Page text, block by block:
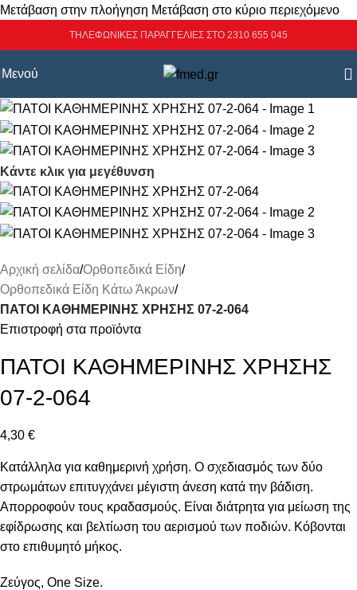
Μετάβαση στην πλοήγηση Μετάβαση στο κύριο περιεχόμενο
ΤΗΛΕΦΩΝΙΚΕΣ ΠΑΡΑΓΓΕΛΙΕΣ ΣΤΟ 2310 655 045
Μενού
Κάντε κλικ για μεγέθυνση
Αρχική σελίδα/Ορθοπεδικά Είδη/
Ορθοπεδικά Είδη Κάτω Άκρων/
ΠΑΤΟΙ ΚΑΘΗΜΕΡΙΝΗΣ ΧΡΗΣΗΣ 07-2-064
Επιστροφή στα προϊόντα
ΠΑΤΟΙ ΚΑΘΗΜΕΡΙΝΗΣ ΧΡΗΣΗΣ
07-2-064
4,30 €
Κατάλληλα για καθημερινή χρήση. Ο σχεδιασμός των δύο
στρωμάτων επιτυγχάνει μέγιστη άνεση κατά την βάδιση.
Απορροφούν τους κραδασμούς. Είναι διάτρητα για μείωση της
εφίδρωσης και βελτίωση του αερισμού των ποδιών. Κόβονται
στο επιθυμητό μήκος.
Ζεύγος, One Size.